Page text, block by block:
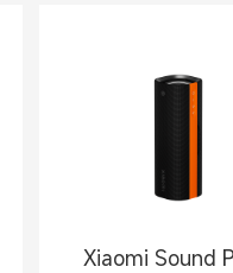
Xiaomi Sound